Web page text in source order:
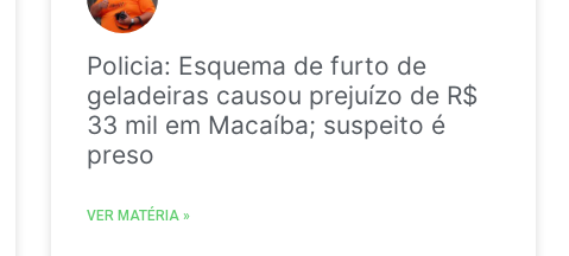
Policia: Esquema de furto de
geladeiras causou prejuízo de R$
33 mil em Macaíba; suspeito é
preso
VER MATÉRIA »